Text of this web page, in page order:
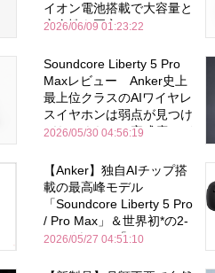
イオン電池搭載で大容量と
安全性を両立
2026/06/09 01:23:22
Soundcore Liberty 5 Pro
Maxレビュー Anker史上
最上位クラスのAIワイヤレ
スイヤホンは弱点が見つけ
づらいくらいの完成度にび
Bose並み
2026/05/30 04:56:19
【Anker】独自AIチップ搭
載の最高峰モデル
「Soundcore Liberty 5 Pro
/ Pro Max」＆世界初*の2-
in-1イヤホン「AeroFit 2
2026/05/27 04:51:10